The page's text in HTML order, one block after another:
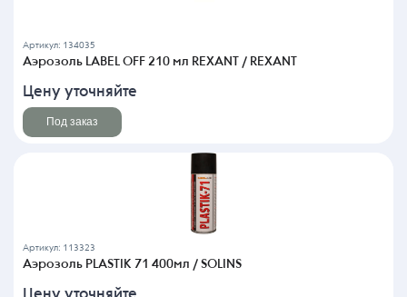
Артикул: 134035
Аэрозоль LABEL OFF 210 мл REXANT / REXANT
Цену уточняйте
Под заказ
Артикул: 113323
Аэрозоль PLASTIK 71 400мл / SOLINS